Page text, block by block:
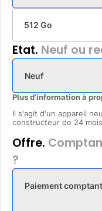
512 Go
Etat. Neuf ou
Neuf
Plus d’information à
Il s'agit d'un appareil
constructeur de 24
Offre.
?
Paiement comptant